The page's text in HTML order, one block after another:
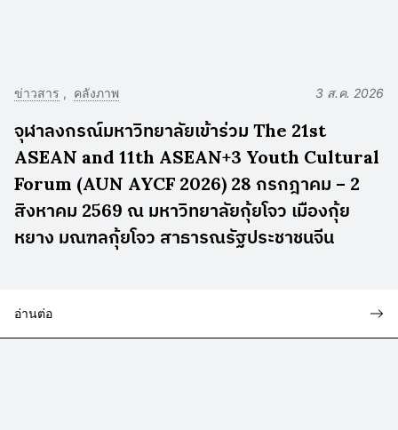
ข่าวสาร คลังภาพ 3 ส.ค. 2026
จุฬาลงกรณ์มหาวิทยาลัยเข้าร่วม The 21st
ASEAN and 11th ASEAN+3 Youth Cultural
Forum (AUN AYCF 2026) 28 กรกฎาคม – 2
สิงหาคม 2569 ณ มหาวิทยาลัยกุ้ยโจว เมืองกุ้ย
หยาง มณฑลกุ้ยโจว สาธารณรัฐประชาชนจีน
อ่านต่อ